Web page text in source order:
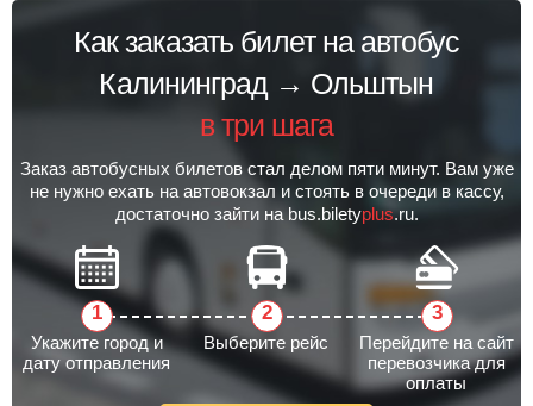
Как заказать билет на автобус
Калининград → Ольштын
в три шага
Заказ автобусных билетов стал делом пяти минут. Вам уже
не нужно ехать на автовокзал и стоять в очереди в кассу,
достаточно зайти на bus.biletyplus.ru.
Укажите город и
дату отправления
Выберите рейс
Перейдите на сайт
перевозчика для
оплаты